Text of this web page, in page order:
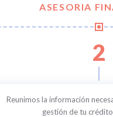
ASESORIA
2
Reunimos la información
gestión de tu